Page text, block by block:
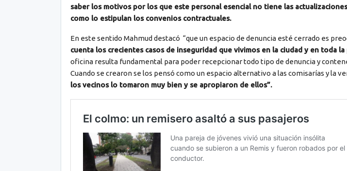
saber los motivos por los que este personal esencial no tiene las
como lo estipulan los convenios contractuales.
En este sentido Mahmud destacó “que un espacio de denuncia esté cerrado es
cuenta los crecientes casos de inseguridad que vivimos en la ciudad y en toda la
oficina resulta fundamental para poder recepcionar todo tipo de denuncia y
Cuando se crearon se los pensó como un espacio alternativo a las comisarías y la
los vecinos lo tomaron muy bien y se apropiaron de ellos”.